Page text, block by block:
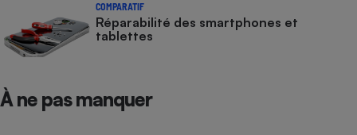
COMPARATIF
Réparabilité des smartphones et
tablettes
À ne pas manquer